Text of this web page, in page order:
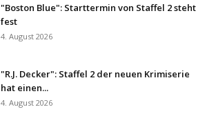
"Boston Blue": Starttermin von Staffel 2 steht
fest
4. August 2026
"R.J. Decker": Staffel 2 der neuen Krimiserie
hat einen...
4. August 2026